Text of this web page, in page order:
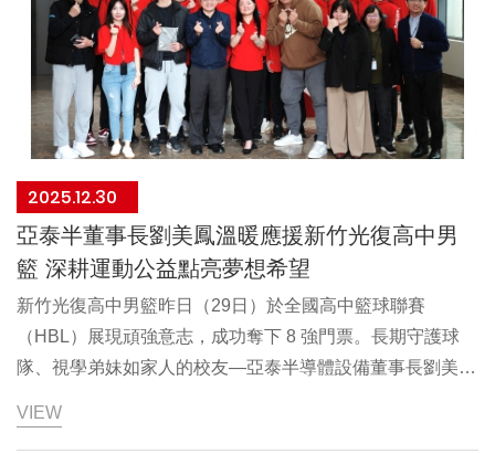
2025.12.30
亞泰半董事長劉美鳳溫暖應援新竹光復高中男
籃 深耕運動公益點亮夢想希望
新竹光復高中男籃昨日（29日）於全國高中籃球聯賽
（HBL）展現頑強意志，成功奪下 8 強門票。長期守護球
隊、視學弟妹如家人的校友—亞泰半導體設備董事長劉美
部。除了今年再度挹注百萬經費，劉董事長更藉此機會暖心
VIEW